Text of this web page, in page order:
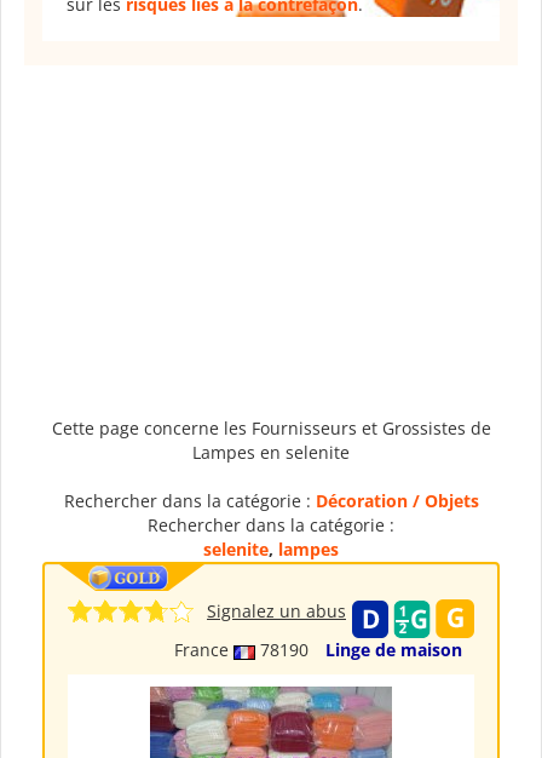
sur les risques liés à la contrefaçon.
Cette page concerne les Fournisseurs et Grossistes de
Lampes en selenite
Rechercher dans la catégorie : Décoration / Objets
Rechercher dans la catégorie :
selenite, lampes
France 78190 Linge de maison
Signalez un abus